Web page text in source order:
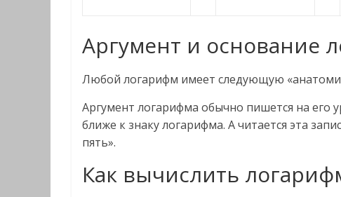
Аргумент и основание
Любой логарифм имеет следующую
Аргумент логарифма обычно пишется на
ближе к знаку логарифма. А читается эта
пять».
Как вычислить